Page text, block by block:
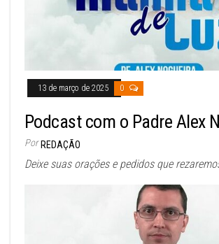
13 de março de 2025 0
Podcast com o Padre Alex
Por REDAÇÃO
Deixe suas orações e pedidos que